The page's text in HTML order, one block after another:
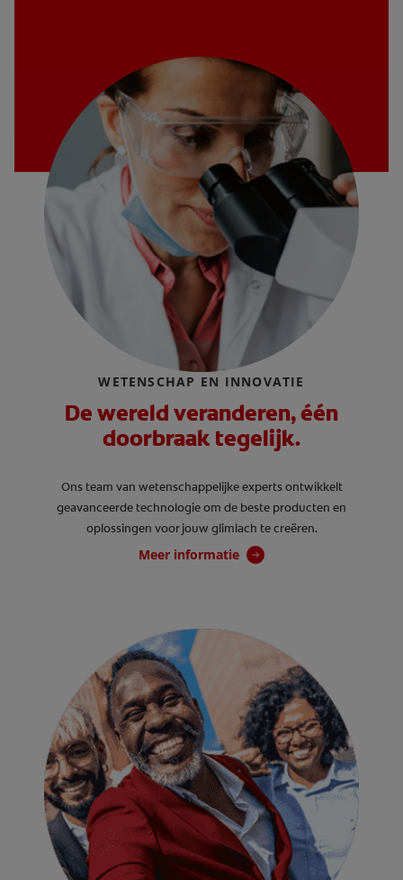
WETENSCHAP EN INNOVATIE
De wereld veranderen, één
doorbraak tegelijk.
Ons team van wetenschappelijke experts ontwikkelt
geavanceerde technologie om de beste producten en
oplossingen voor jouw glimlach te creëren.
Meer informatie